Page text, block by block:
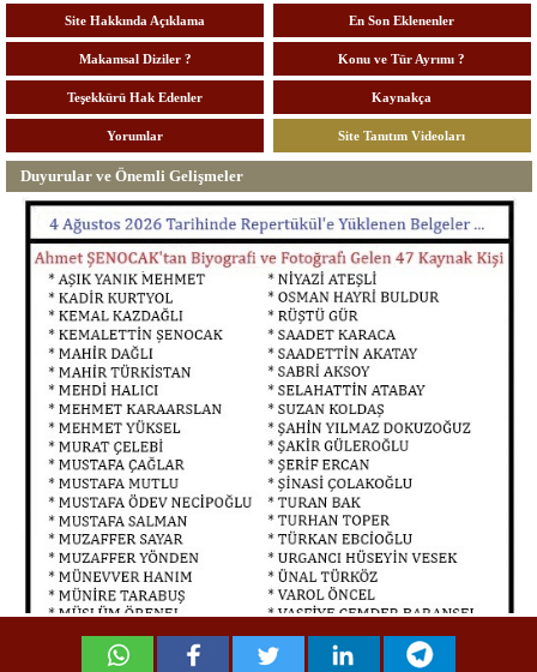
Site Hakkında Açıklama En Son Eklenenler
Makamsal Diziler ? Konu ve Tür Ayrımı ?
Teşekkürü Hak Edenler Kaynakça
Yorumlar Site Tanıtım Videoları
Duyurular ve Önemli Gelişmeler